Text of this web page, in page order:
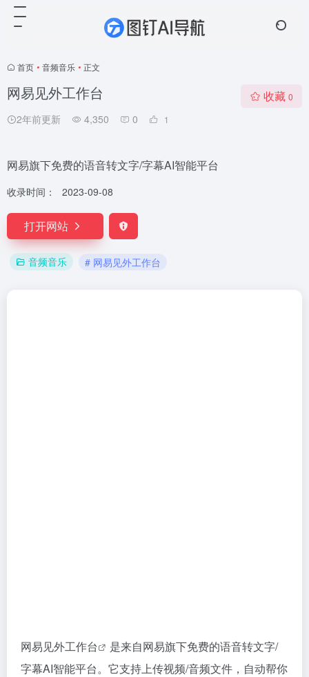
首页 • 音频音乐 • 正文
网易见外工作台
2年前更新 4,350 0 1
收藏 0
网易旗下免费的语音转文字/字幕AI智能平台
收录时间： 2023-09-08
打开网站
音频音乐 # 网易见外工作台
网易见外工作台
是来自网易旗下免费的语音转文字/
字幕AI智能平台。它支持上传视频/音频文件，自动帮你